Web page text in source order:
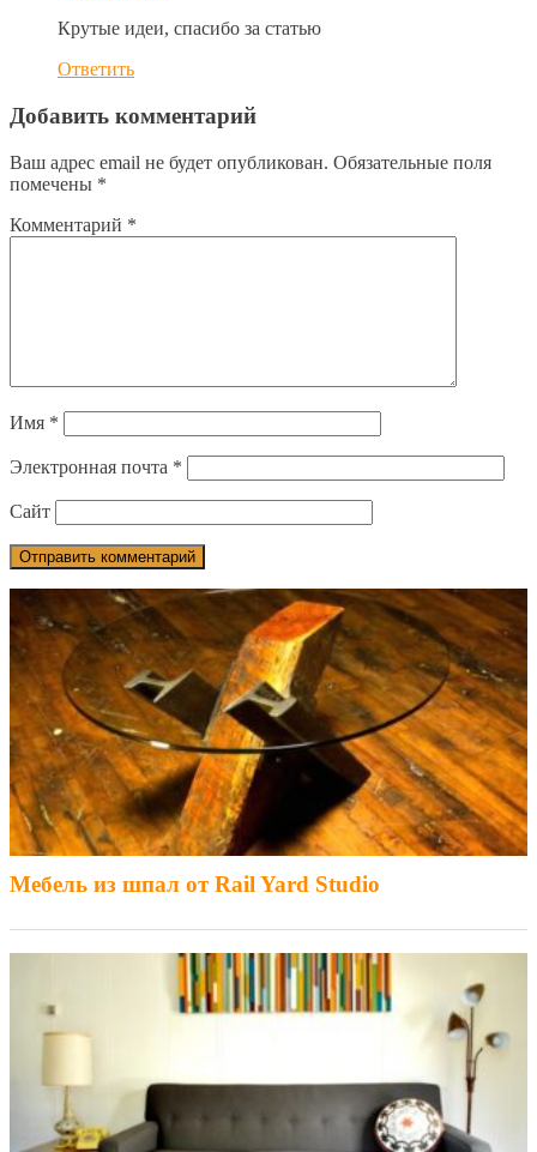
Крутые идеи, спасибо за статью
Ответить
Добавить комментарий
Ваш адрес email не будет опубликован. Обязательные поля
помечены *
Комментарий *
Имя *
Электронная почта *
Сайт
Мебель из шпал от Rail Yard Studio